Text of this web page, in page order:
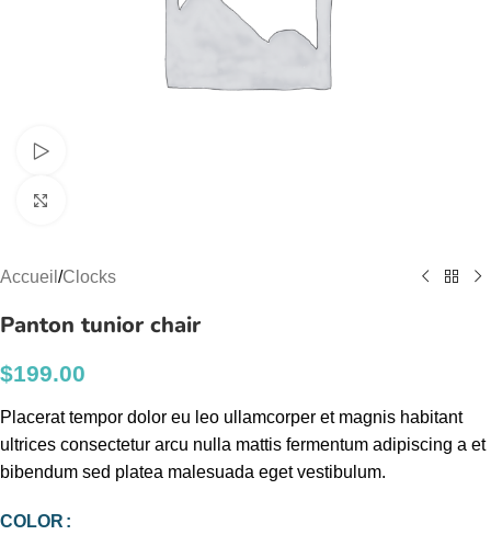
Accueil /Clocks
Panton tunior chair
$199.00
Placerat tempor dolor eu leo ullamcorper et magnis habitant
ultrices consectetur arcu nulla mattis fermentum adipiscing a et
bibendum sed platea malesuada eget vestibulum.
COLOR